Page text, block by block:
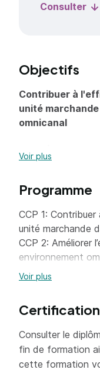
Consulter
Objectifs
Contribuer à
unité
omnicanal
commerciale
Analyser
en rendre
environnement
Conseiller
de vente
Voir plus
Programme
CCP 1: Contribuer
unité marchande
CCP 2: Améliorer
environnement
=> En savoir plus
Voir plus
Consulter le
fin de formation
cette formation